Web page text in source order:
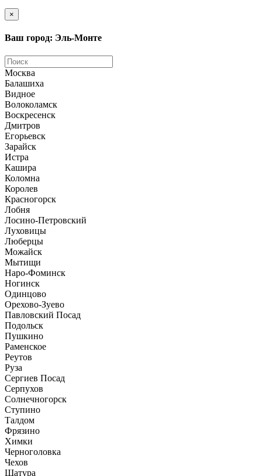
×
Ваш город: Эль-Монте
Москва
Балашиха
Видное
Волоколамск
Воскресенск
Дмитров
Егорьевск
Зарайск
Истра
Кашира
Коломна
Королев
Красногорск
Лобня
Лосино-Петровский
Луховицы
Люберцы
Можайск
Мытищи
Наро-Фоминск
Ногинск
Одинцово
Орехово-Зуево
Павловский Посад
Подольск
Пушкино
Раменское
Реутов
Руза
Сергиев Посад
Серпухов
Солнечногорск
Ступино
Талдом
Фрязино
Химки
Черноголовка
Чехов
Шатура